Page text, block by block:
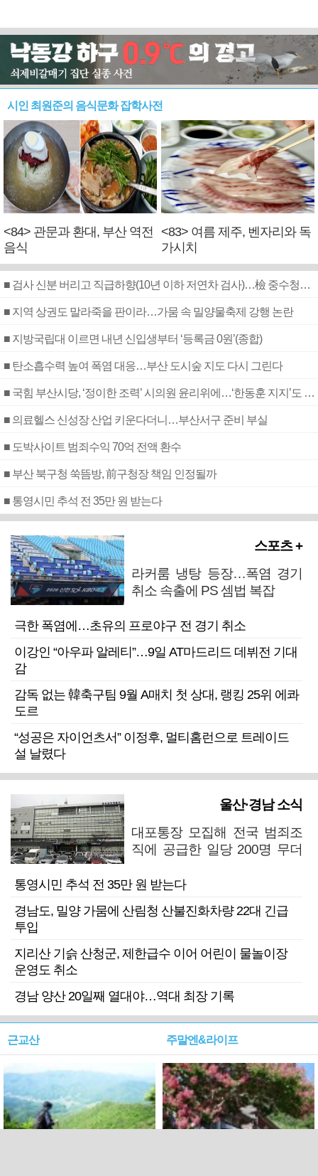
시인 최원준의 음식문화 잡학사전
<84> 관문과 환대, 부산 역전
음식
<83> 여름 제주, 벤자리와 독
가시치
■ 검사 신분 버리고 직급하향(10년 이하 저연차 검사)…檢 중수청행 기피
■ 지역 상권도 말라죽을 판이라…가뭄 속 밀양물축제 강행 논란
■ 지방국립대 이르면 내년 신입생부터 ‘등록금 0원’(종합)
■ 탄소흡수력 높여 폭염 대응…부산 도시숲 지도 다시 그린다
■ 국힘 부산시당, ‘정이한 조력’ 시의원 윤리위에…‘한동훈 지지’도 신고접수
■ 의료헬스 신성장 산업 키운다더니…부산서구 준비 부실
■ 도박사이트 범죄수익 70억 전액 환수
■ 부산 북구청 쑥뜸방, 前구청장 책임 인정될까
■ 통영시민 추석 전 35만 원 받는다
스포츠 +
라커룸 냉탕 등장…폭염 경기
취소 속출에 PS 셈법 복잡
극한 폭염에…초유의 프로야구 전 경기 취소
이강인 “아우파 알레티”…9일 AT마드리드 데뷔전 기대
감
감독 없는 韓축구팀 9월 A매치 첫 상대, 랭킹 25위 에콰
도르
“성공은 자이언츠서” 이정후, 멀티홈런으로 트레이드
설 날렸다
울산·경남 소식
대포통장 모집해 전국 범죄조
직에 공급한 일당 200명 무더
통영시민 추석 전 35만 원 받는다
경남도, 밀양 가뭄에 산림청 산불진화차량 22대 긴급
투입
지리산 기슭 산청군, 제한급수 이어 어린이 물놀이장
운영도 취소
경남 양산 20일째 열대야…역대 최장 기록
근교산 주말엔&라이프